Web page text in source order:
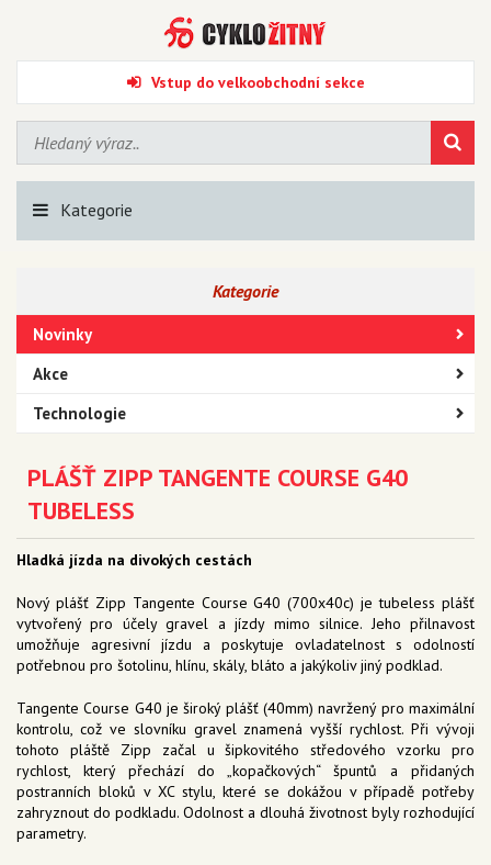
Vstup do velkoobchodní sekce
Kategorie
Kategorie
Novinky
Akce
Technologie
PLÁŠŤ ZIPP TANGENTE COURSE G40
TUBELESS
Hladká jízda na divokých cestách
Nový plášť Zipp Tangente Course G40 (700x40c) je tubeless plášť
vytvořený pro účely gravel a jízdy mimo silnice. Jeho přilnavost
umožňuje agresivní jízdu a poskytuje ovladatelnost s odolností
potřebnou pro šotolinu, hlínu, skály, bláto a jakýkoliv jiný podklad.
Tangente Course G40 je široký plášť (40mm) navržený pro maximální
kontrolu, což ve slovníku gravel znamená vyšší rychlost. Při vývoji
tohoto pláště Zipp začal u šipkovitého středového vzorku pro
rychlost, který přechází do „kopačkových“ špuntů a přidaných
postranních bloků v XC stylu, které se dokážou v případě potřeby
zahryznout do podkladu. Odolnost a dlouhá životnost byly rozhodující
parametry.